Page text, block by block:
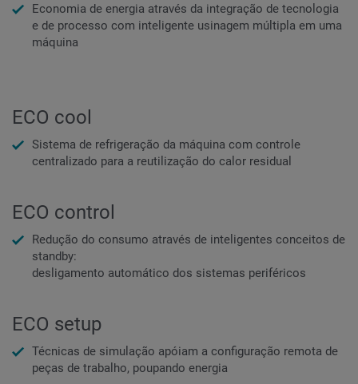
Economia de energia através da integração de tecnologia
e de processo com inteligente usinagem múltipla em uma
máquina
ECO cool
Sistema de refrigeração da máquina com controle
centralizado para a reutilização do calor residual
ECO control
Redução do consumo através de inteligentes conceitos de
standby:
desligamento automático dos sistemas periféricos
ECO setup
Técnicas de simulação apóiam a configuração remota de
peças de trabalho, poupando energia